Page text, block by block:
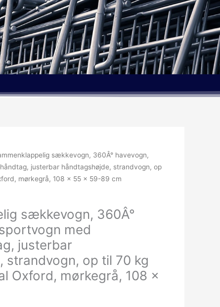
sækkevogn, 360Â° havevogn,
justerbar håndtagshøjde, strandvogn, op
mørkegrå, 108 x 55 x 59-89 cm
sækkevogn, 360Â°
med
justerbar
strandvogn, op til 70 kg
Oxford, mørkegrå, 108 x